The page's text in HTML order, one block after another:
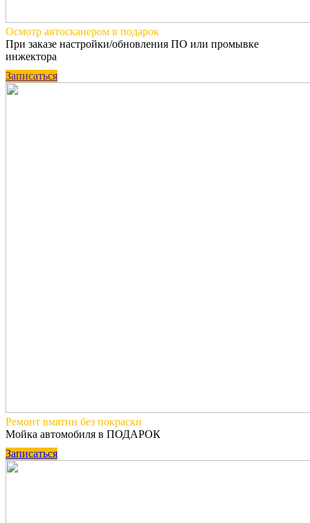
Осмотр автосканером в подарок
При заказе настройки/обновления ПО или промывке
инжектора
Записаться
Ремонт вмятин без покраски
Мойка автомобиля в ПОДАРОК
Записаться